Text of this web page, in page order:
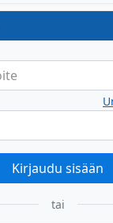
Kirjaudu sisään
tai